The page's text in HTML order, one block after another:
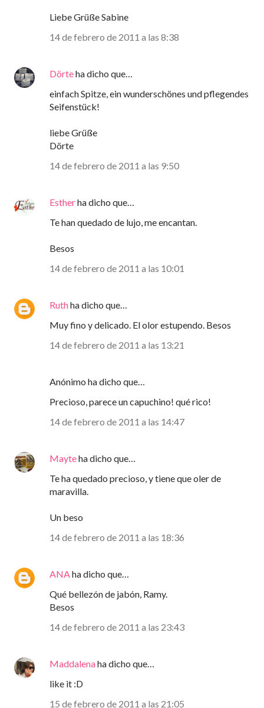
Liebe Grüße Sabine
14 de febrero de 2011 a las 8:38
Dörteha dicho que…
einfach Spitze, ein wunderschönes und pflegendes
Seifenstück!
liebe Grüße
Dörte
14 de febrero de 2011 a las 9:50
Estherha dicho que…
Te han quedado de lujo, me encantan.
Besos
14 de febrero de 2011 a las 10:01
Ruthha dicho que…
Muy fino y delicado. El olor estupendo. Besos
14 de febrero de 2011 a las 13:21
Anónimo ha dicho que…
Precioso, parece un capuchino! qué rico!
14 de febrero de 2011 a las 14:47
Mayteha dicho que…
Te ha quedado precioso, y tiene que oler de
maravilla.
Un beso
14 de febrero de 2011 a las 18:36
ANAha dicho que…
Qué bellezón de jabón, Ramy.
Besos
14 de febrero de 2011 a las 23:43
Maddalenaha dicho que…
like it :D
15 de febrero de 2011 a las 21:05